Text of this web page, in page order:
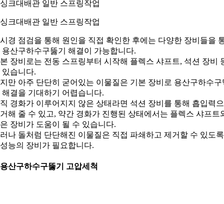
크대배관 일반 스프링작업
경 점검을 통해 원인을 직접 확인한 후에는 다양한 장비들을
용산구하수구뚫기 해결이 가능합니다.
장비로는 전동 스프링부터 시작해 플렉스 샤프트, 석션 장비
있습니다.
만 아주 단단히 굳어있는 이물질은 기본 장비로 용산구하수구
해결을 기대하기 어렵습니다.
경화가 이루어지지 않은 상태라면 석션 장비를 통해 흡입력
해 줄 수 있고, 약간 경화가 진행된 상태에서는 플렉스 샤프트
장비가 도움이 될 수 있습니다.
나 돌처럼 단단해진 이물질은 직접 파쇄하고 제거할 수 있도록
능의 장비가 필요합니다.
산구하수구뚫기 고압세척